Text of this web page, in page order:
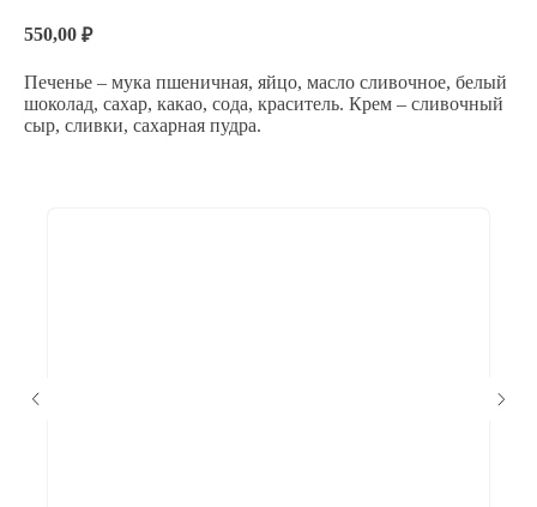
550,00 ₽
Печенье – мука пшеничная, яйцо, масло сливочное, белый
шоколад, сахар, какао, сода, краситель. Крем – сливочный
сыр, сливки, сахарная пудра.